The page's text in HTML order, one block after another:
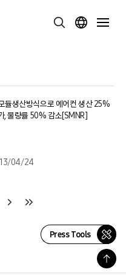
듈생산방식으로 에어컨 생산 25%
, 불량률 50% 감소[SMNR]
04/24
Press Tools